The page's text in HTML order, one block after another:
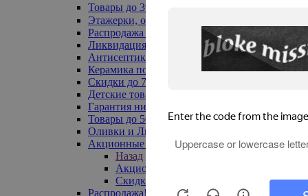
Товары до 399₽
Этажерки, обувницы
Распродажа текстиля до -50%
Ликвидация до -70%
Антисептики
Керамика по 129 руб
Скидки до 70%
Детские товары
Гарантия низкой цены
Товары до 500 руб
Оливки и Лимоны
Акционные товары
Назад
Акционные товары
Скидка 20% по промокоду
Распродажа! Ульяновск до -70%